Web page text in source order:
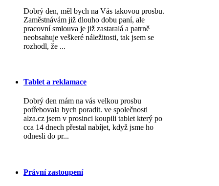
Dobrý den, měl bych na Vás takovou prosbu.
Zaměstnávám již dlouho dobu paní, ale
pracovní smlouva je již zastaralá a patrně
neobsahuje veškeré náležitosti, tak jsem se
rozhodl, že ...
Tablet a reklamace
Dobrý den mám na vás velkou prosbu
potřebovala bych poradit. ve společnosti
alza.cz jsem v prosinci koupili tablet který po
cca 14 dnech přestal nabíjet, když jsme ho
odnesli do pr...
Právní zastoupení